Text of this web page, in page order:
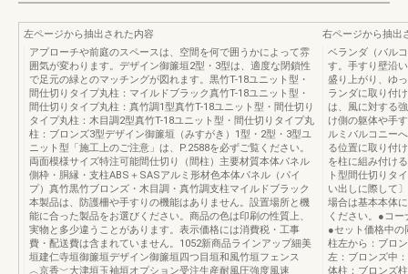
左ページから抽出された内容
アプローチや前庭のスペースは、空間を何で囲うかによって雰
囲気が変わります。デザイン御簾垣2型・3型は、適度な閉鎖性
で足元の緑とのマッチングが図れます。黒竹T-18ユニット型・
間仕切りタイプ丸柱：マイルドブラック真竹T-18ユニット型・
間仕切りタイプ丸柱：真竹調1型真竹T-18ユニット型・間仕切り
タイプ丸柱：木目調2型真竹T-18ユニット型・間仕切りタイプ丸
柱：ブロンズ3型デザイン御簾垣（みすがき）1型・2型・3型ユ
ニット型「施工上のご注意」は、P.2588を必ずご覧ください。
両面模様サイズ特注可能間仕切り（間柱）主要材質本体パネル
側枠・胴縁・支柱ABS＋SASアルミ形材色本体パネル（パイ
プ）真竹黒竹ブロンズ・木目調・真竹調支柱マイルドブラック
本製品は、防護柵や手すりの機能はありません。設置場所と機
能に合った製品をお選びください。商品の色は印刷の性質上、
実物と多少違うことがあります。表示価格には消費税・工事
費・配送費は含まれていません。1052新商品ラインアップ細美
垣建仁寺垣御簾垣デザイン御簾垣四つ目垣和風竹垣フェンス
︿京香﹀大津垣玉袖垣オプション受注生産耐風圧強度風速
右ページから抽出
ベランダ（バル
す。手すり壁沿
盛り上がり、ゆ
ランダに取り付
は、風に対する
け側の躯体や手
ルミバルコニー
る位置に取り付
を柱に組み付け
ト型間仕切りタ
い出しに際して
場合は基本本体
ください。●コ
●セット価格中の
柱左から：ブロ
左：ブロンズ中
体柱：ブロンズ